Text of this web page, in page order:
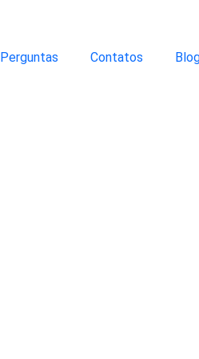
Perguntas Contatos